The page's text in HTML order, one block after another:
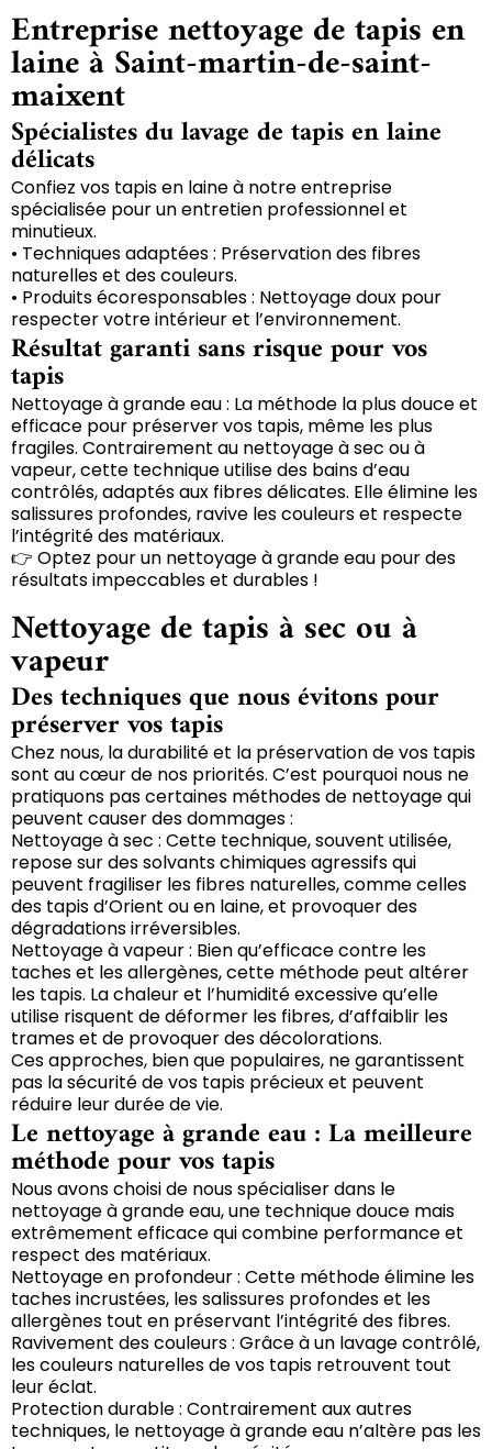
Entreprise nettoyage de tapis en
laine à Saint-martin-de-saint-
maixent
Spécialistes du lavage de tapis en laine
délicats
Confiez vos tapis en laine à notre entreprise
spécialisée pour un entretien professionnel et
minutieux.
• Techniques adaptées : Préservation des fibres
naturelles et des couleurs.
• Produits écoresponsables : Nettoyage doux pour
respecter votre intérieur et l’environnement.
Résultat garanti sans risque pour vos
tapis
Nettoyage à grande eau : La méthode la plus douce et
efficace pour préserver vos tapis, même les plus
fragiles. Contrairement au nettoyage à sec ou à
vapeur, cette technique utilise des bains d’eau
contrôlés, adaptés aux fibres délicates. Elle élimine les
salissures profondes, ravive les couleurs et respecte
l’intégrité des matériaux.
👉 Optez pour un nettoyage à grande eau pour des
résultats impeccables et durables !
Nettoyage de tapis à sec ou à
vapeur
Des techniques que nous évitons pour
préserver vos tapis
Chez nous, la durabilité et la préservation de vos tapis
sont au cœur de nos priorités. C’est pourquoi nous ne
pratiquons pas certaines méthodes de nettoyage qui
peuvent causer des dommages :
Nettoyage à sec : Cette technique, souvent utilisée,
repose sur des solvants chimiques agressifs qui
peuvent fragiliser les fibres naturelles, comme celles
des tapis d’Orient ou en laine, et provoquer des
dégradations irréversibles.
Nettoyage à vapeur : Bien qu’efficace contre les
taches et les allergènes, cette méthode peut altérer
les tapis. La chaleur et l’humidité excessive qu’elle
utilise risquent de déformer les fibres, d’affaiblir les
trames et de provoquer des décolorations.
Ces approches, bien que populaires, ne garantissent
pas la sécurité de vos tapis précieux et peuvent
réduire leur durée de vie.
Le nettoyage à grande eau : La meilleure
méthode pour vos tapis
Nous avons choisi de nous spécialiser dans le
nettoyage à grande eau, une technique douce mais
extrêmement efficace qui combine performance et
respect des matériaux.
Nettoyage en profondeur : Cette méthode élimine les
taches incrustées, les salissures profondes et les
allergènes tout en préservant l’intégrité des fibres.
Ravivement des couleurs : Grâce à un lavage contrôlé,
les couleurs naturelles de vos tapis retrouvent tout
leur éclat.
Protection durable : Contrairement aux autres
techniques, le nettoyage à grande eau n’altère pas les